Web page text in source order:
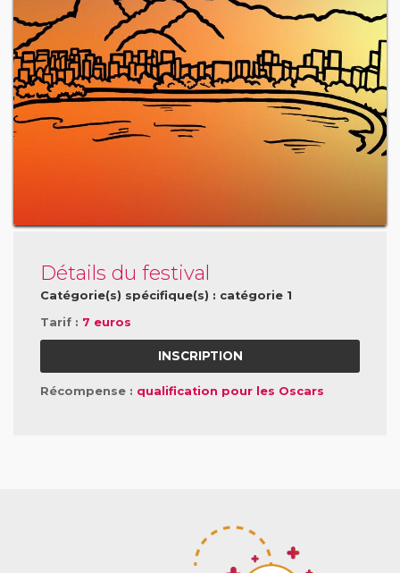
Détails du festival
Catégorie(s) spécifique(s) : catégorie 1
Tarif : 7 euros
INSCRIPTION
Récompense : qualification pour les Oscars